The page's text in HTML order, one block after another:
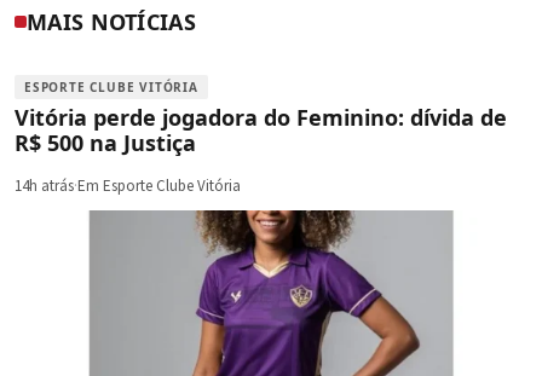
MAIS NOTÍCIAS
ESPORTE CLUBE VITÓRIA
Vitória perde jogadora do Feminino: dívida de
R$ 500 na Justiça
14h atrás·Em Esporte Clube Vitória